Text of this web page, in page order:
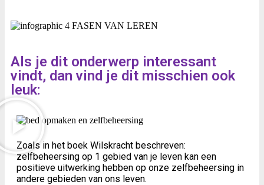
Als je dit onderwerp interessant
vindt, dan vind je dit misschien ook
leuk:
Zoals in het boek Wilskracht beschreven:
zelfbeheersing op 1 gebied van je leven kan een
positieve uitwerking hebben op onze zelfbeheersing in
andere gebieden van ons leven.